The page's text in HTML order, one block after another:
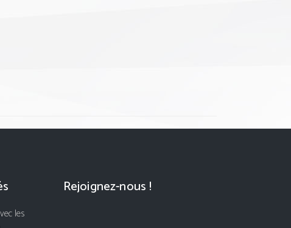
les
Rejoignez-nous !